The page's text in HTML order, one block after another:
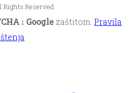
Rights Reserved.
i Google zaštitom. Pravila